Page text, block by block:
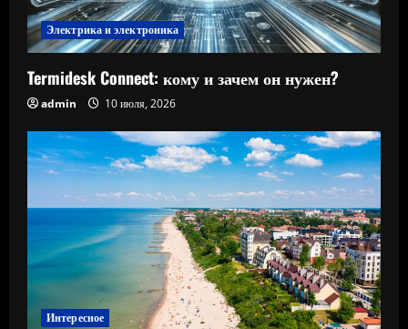
Электрика и электроника
Termidesk Connect: кому и зачем он нужен?
admin 10 июля, 2026
Интересное